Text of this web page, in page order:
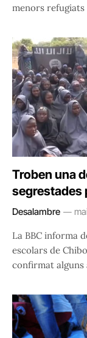
menors
Troben una
segrestades
Desalambre
La BBC informa
escolars de
confirmat alguns